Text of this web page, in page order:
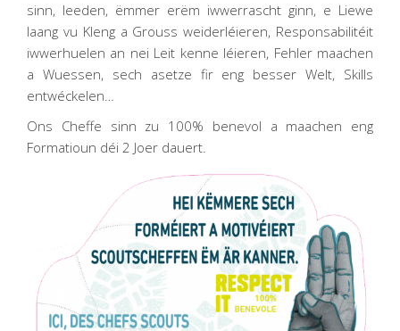
sinn, leeden, ëmmer erëm iwwerrascht ginn, e Liewe
laang vu Kleng a Grouss weiderléieren, Responsabilitéit
iwwerhuelen an nei Leit kenne léieren, Fehler maachen
a Wuessen, sech asetze fir eng besser Welt, Skills
entwéckelen…
Ons Cheffe sinn zu 100% benevol a maachen eng
Formatioun déi 2 Joer dauert.